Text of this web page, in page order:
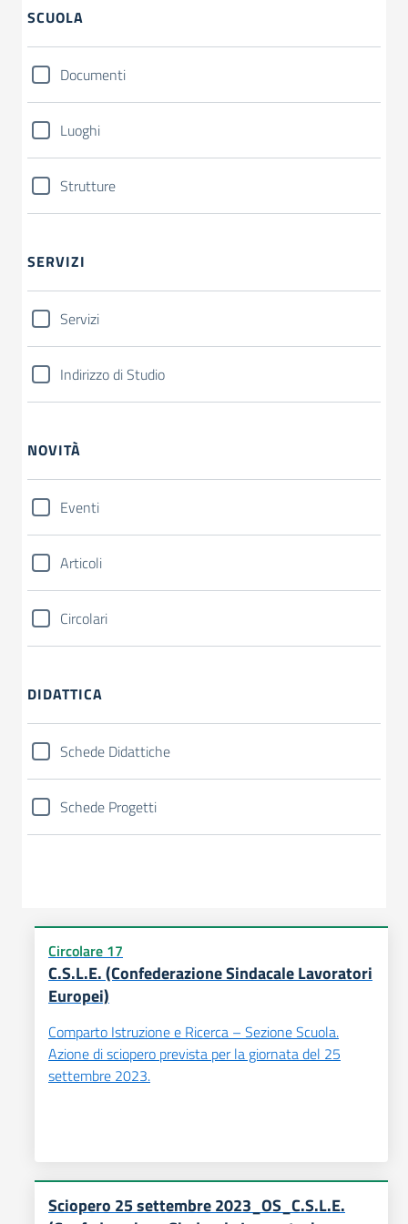
SCUOLA
Documenti
Luoghi
Strutture
SERVIZI
Servizi
Indirizzo di Studio
NOVITÀ
Eventi
Articoli
Circolari
DIDATTICA
Schede Didattiche
Schede Progetti
Circolare 17
C.S.L.E. (Confederazione Sindacale Lavoratori
Europei)
Comparto Istruzione e Ricerca – Sezione Scuola.
Azione di sciopero prevista per la giornata del 25
settembre 2023.
Sciopero 25 settembre 2023_OS_C.S.L.E.